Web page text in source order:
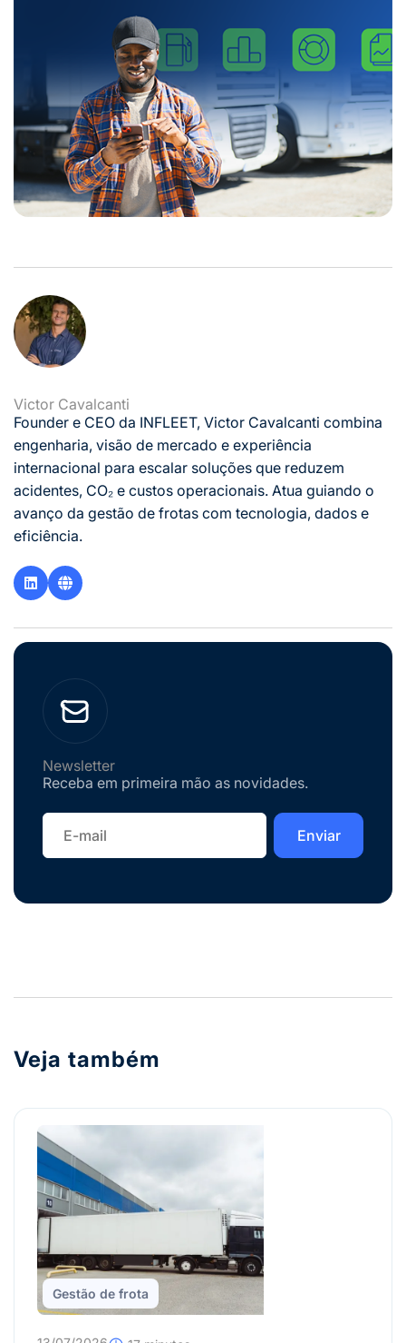
Victor Cavalcanti
Founder e CEO da INFLEET, Victor Cavalcanti combina
engenharia, visão de mercado e experiência
internacional para escalar soluções que reduzem
acidentes, CO₂ e custos operacionais. Atua guiando o
avanço da gestão de frotas com tecnologia, dados e
eficiência.
Newsletter
Receba em primeira mão as novidades.
Veja também
Gestão de frota